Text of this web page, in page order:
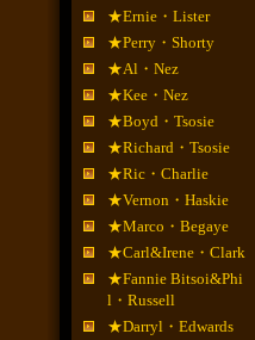
★Ernie・Lister
★Perry・Shorty
★Al・Nez
★Kee・Nez
★Boyd・Tsosie
★Richard・Tsosie
★Ric・Charlie
★Vernon・Haskie
★Marco・Begaye
★Carl&Irene・Clark
★Fannie Bitsoi&Phi
l・Russell
★Darryl・Edwards